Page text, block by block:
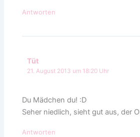
Antworten
Tüt
21. August 2013 um 18:20 Uhr
Du Mädchen du! :D
Seher niedlich, sieht gut aus, der
Antworten